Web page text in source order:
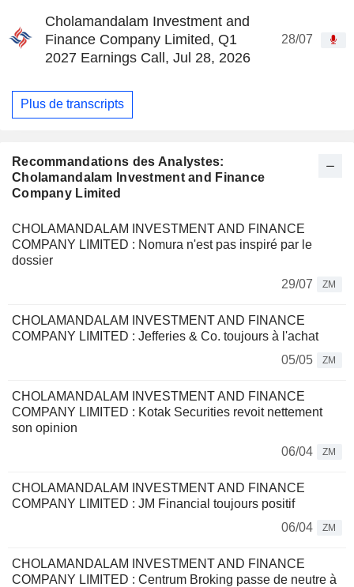
Cholamandalam Investment and
Finance Company Limited, Q1
2027 Earnings Call, Jul 28, 2026
28/07
Plus de transcripts
Recommandations des Analystes:
Cholamandalam Investment and Finance
Company Limited
CHOLAMANDALAM INVESTMENT AND FINANCE
COMPANY LIMITED : Nomura n'est pas inspiré par le
dossier
29/07
ZM
CHOLAMANDALAM INVESTMENT AND FINANCE
COMPANY LIMITED : Jefferies & Co. toujours à l'achat
05/05
ZM
CHOLAMANDALAM INVESTMENT AND FINANCE
COMPANY LIMITED : Kotak Securities revoit nettement
son opinion
06/04
ZM
CHOLAMANDALAM INVESTMENT AND FINANCE
COMPANY LIMITED : JM Financial toujours positif
06/04
ZM
CHOLAMANDALAM INVESTMENT AND FINANCE
COMPANY LIMITED : Centrum Broking passe de neutre à